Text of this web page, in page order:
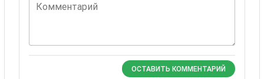
Комментарий
ОСТАВИТЬ КОММЕНТАРИЙ